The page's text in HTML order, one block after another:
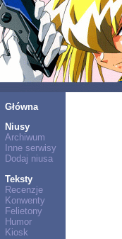
Główna
Niusy
Archiwum
Inne serwisy
Dodaj niusa
Teksty
Recenzje
Konwenty
Felietony
Humor
Kiosk